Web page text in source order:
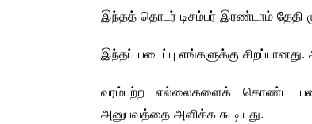
இந்தத் தொடர் டிசம்பர் இரண்டாம் தேதி
இந்தப் படைப்பு எங்களுக்கு சிறப்பானது.
வரம்பற்ற எல்லைகளைக் கொண்ட
அனுபவத்தை அளிக்க கூடியது.